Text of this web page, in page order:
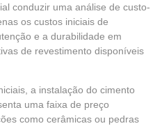
conduzir uma análise de custo-
os custos iniciais de
e a durabilidade em
de revestimento disponíveis
a instalação do cimento
uma faixa de preço
como cerâmicas ou pedras